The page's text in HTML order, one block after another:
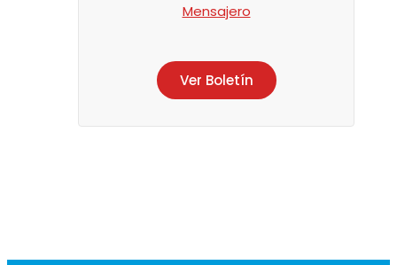
Mensajero
Ver Boletín